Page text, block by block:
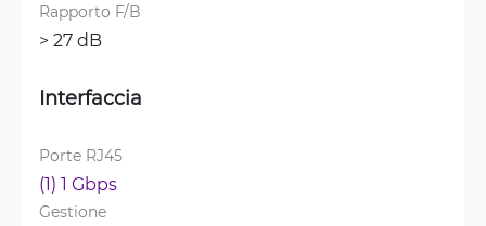
Rapporto F/B
> 27 dB
Interfaccia
Porte RJ45
(1) 1 Gbps
Gestione